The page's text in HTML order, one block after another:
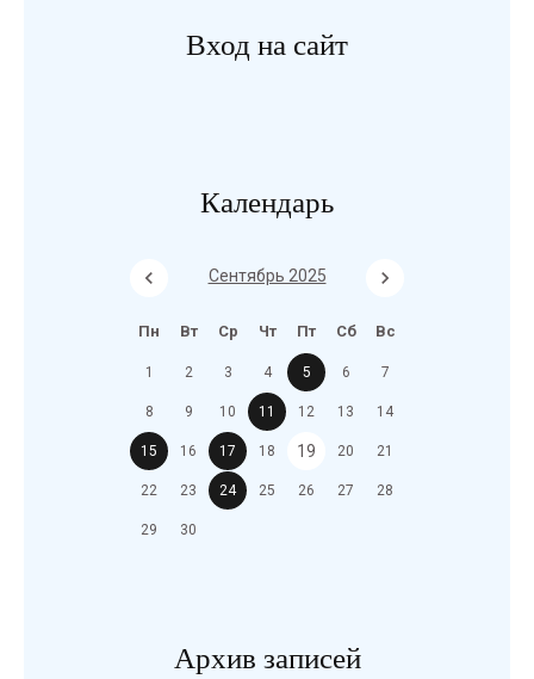
Вход на сайт
Календарь
Сентябрь 2025
Пн Вт Ср Чт Пт Сб Вс
1 2 3 4 5 6 7
8 9 10 11 12 13 14
15 16 17 18 19 20 21
22 23 24 25 26 27 28
29 30
Архив записей